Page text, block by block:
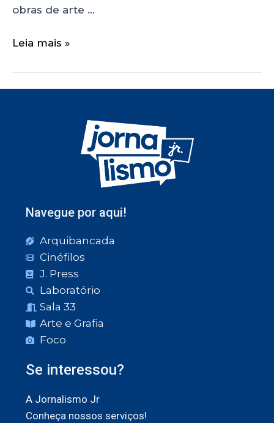
obras de arte …
Leia mais »
Navegue por aqui!
Arquibancada
Cinéfilos
J. Press
Laboratório
Sala 33
Arte e Grafia
Foco
Se interessou?
A Jornalismo Jr
Conheça nossos serviços!